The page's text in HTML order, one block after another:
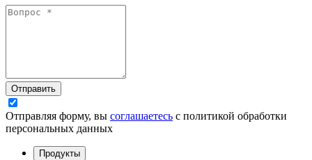
Отправить
Отправляя форму, вы соглашаетесь с политикой обработки
персональных данных
Продукты